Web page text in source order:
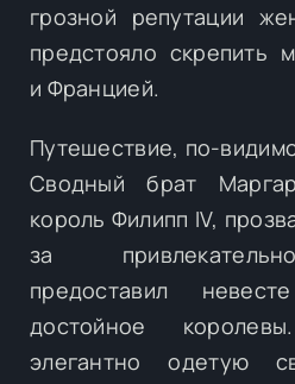
грозной репутации
предстояло скрепить
и Францией.
Путешествие, по-
Сводный брат
король Филипп IV,
за
предоставил
достойное
элегантно одетую